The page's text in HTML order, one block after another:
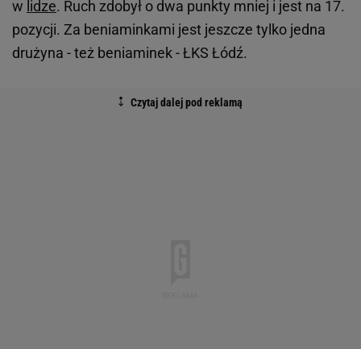
w lidze. Ruch zdobył o dwa punkty mniej i jest na 17.
pozycji. Za beniaminkami jest jeszcze tylko jedna
drużyna - też beniaminek - ŁKS Łódź.